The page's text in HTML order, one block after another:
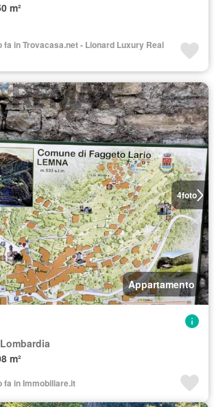
m²
fa in Trovacasa.net - Lionard Luxury Real
4foto
Appartamento
m²
fa in Immobiliare.it